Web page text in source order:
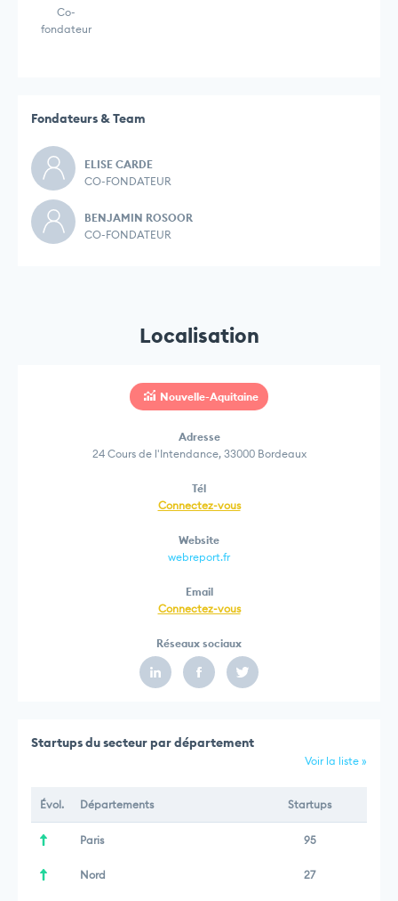
Co-
fondateur
Fondateurs & Team
ELISE CARDE
CO-FONDATEUR
BENJAMIN ROSOOR
CO-FONDATEUR
Localisation
Nouvelle-Aquitaine
Adresse
24 Cours de l'Intendance, 33000 Bordeaux
Tél
Connectez-vous
Website
webreport.fr
Email
Connectez-vous
Réseaux sociaux
Startups du secteur par département
Voir la liste »
Évol. Départements Startups
Paris 95
Nord 27